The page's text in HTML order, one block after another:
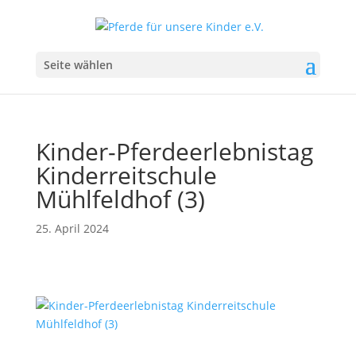
Seite wählen
Kinder-Pferdeerlebnistag
Kinderreitschule
Mühlfeldhof (3)
25. April 2024